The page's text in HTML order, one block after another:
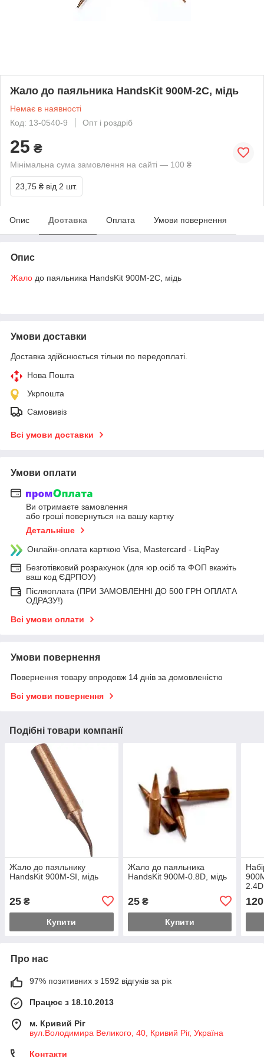
Жало до паяльника HandsKit 900M-2C, мідь
Немає в наявності
Код: 13-0540-9
Опт і роздріб
25 ₴
Мінімальна сума замовлення на сайті — 100 ₴
23,75 ₴ від 2 шт.
Опис Доставка Оплата Умови повернення
Опис
Жало до паяльника HandsKit 900M-2C, мідь
Умови доставки
Доставка здійснюється тільки по передоплаті.
Нова Пошта
Укрпошта
Самовивіз
Всі умови доставки
Умови оплати
Ви отримаєте замовлення
або гроші повернуться на вашу картку
Детальніше
Онлайн-оплата карткою Visa, Mastercard - LiqPay
Безготівковий розрахунок (для юр.осіб та ФОП вкажіть
ваш код ЄДРПОУ)
Післяоплата (ПРИ ЗАМОВЛЕННІ ДО 500 ГРН ОПЛАТА
ОДРАЗУ!)
Всі умови оплати
Умови повернення
Повернення товару впродовж 14 днів за домовленістю
Всі умови повернення
Подібні товари компанії
Жало до паяльнику
HandsKit 900M-SI, мідь
25 ₴
Купити
Жало до паяльника
HandsKit 900M-0.8D, мідь
25₴
Купити
120
Про нас
97% позитивних з 1592 відгуків за рік
Працює з 18.10.2013
м. Кривий Ріг
вул.Володимира Великого, 40, Кривий Ріг, Україна
Контакти